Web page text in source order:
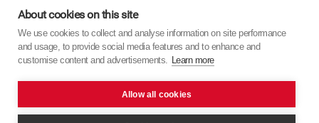
yerel uzmanlıkla destekler. OEM’den Aftermarket’e
kadarKYBAvrupa, Japon hassasiyetini Avrupa
odağıyla birleştirir.
About cookies on this site
We use cookies to collect and analyse information on site performance
and usage, to provide social media features and to enhance and
customise content and advertisements. Learn more
Allow all cookies